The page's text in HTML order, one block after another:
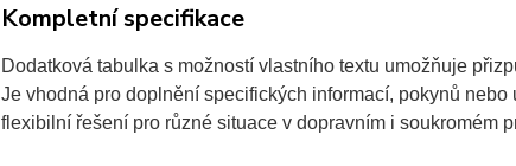
Kompletní specifikace
Dodatková tabulka s možností vlastního textu umožňuje
Je vhodná pro doplnění specifických informací, pokynů
flexibilní řešení pro různé situace v dopravním i soukromém